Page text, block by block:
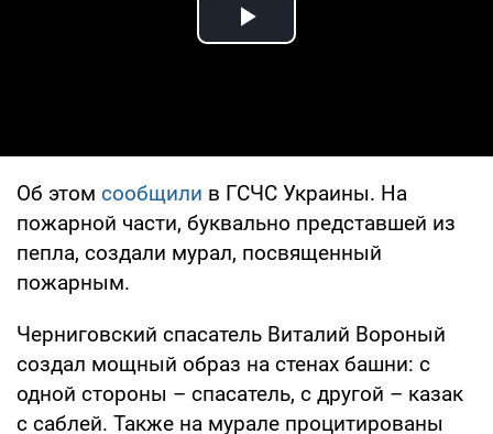
Play Video
Об этом сообщили в ГСЧС Украины. На
пожарной части, буквально представшей из
пепла, создали мурал, посвященный
пожарным.
Черниговский спасатель Виталий Вороный
создал мощный образ на стенах башни: с
одной стороны – спасатель, с другой – казак
с саблей. Также на мурале процитированы